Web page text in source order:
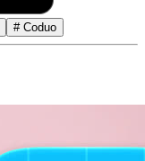
# Coduo